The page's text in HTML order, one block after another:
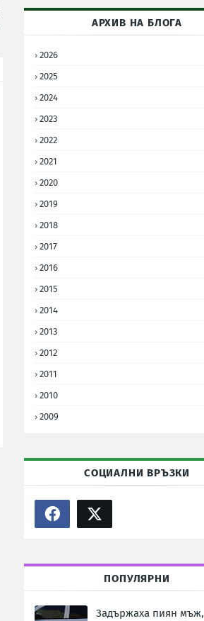
АРХИВ НА БЛОГА
2026
2025
2024
2023
2022
2021
2020
2019
2018
2017
2016
2015
2014
2013
2012
2011
2010
2009
СОЦИАЛНИ ВРЪЗКИ
ПОПУЛЯРНИ
Задържаха пиян мъж,